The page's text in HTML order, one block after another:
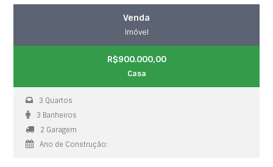
Venda
Imóvel
R$900.000,00
Casa
3 Quartos
3 Banheiros
2 Garagem
Ano de Construção: